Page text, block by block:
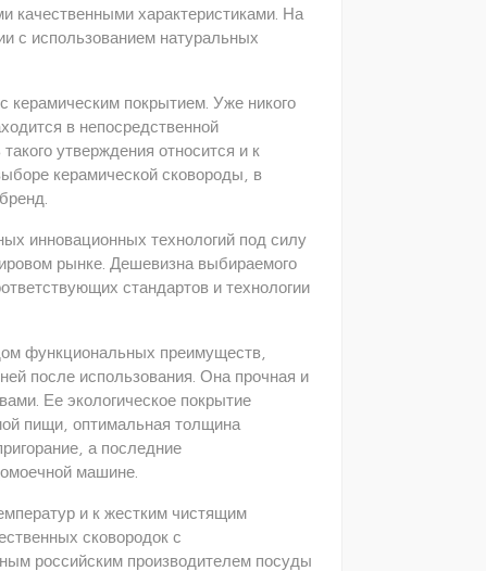
качественными характеристиками. На
с использованием натуральных
керамическим покрытием. Уже никого
в непосредственной
утверждения относится и к
керамической сковороды, в
инновационных технологий под силу
рынке. Дешевизна выбираемого
стандартов и технологии
функциональных преимуществ,
после использования. Она прочная и
Ее экологическое покрытие
пищи, оптимальная толщина
а последние
машине.
и к жестким чистящим
сковородок с
российским производителем посуды